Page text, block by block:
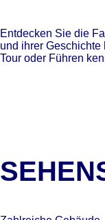
Entdecken Sie die
und ihrer
Tour oder Führen